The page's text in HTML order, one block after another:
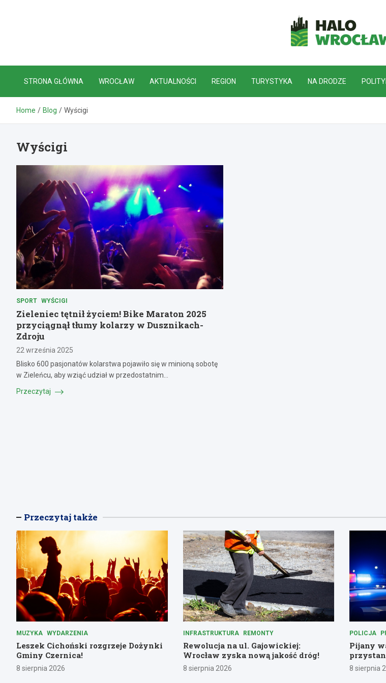
STRONA GŁÓWNA WROCŁAW AKTUALNOŚCI REGION TURYSTYKA NA DRODZE
Home Blog Wyścigi
Wyścigi
SPORT WYŚCIGI
Zieleniec tętnił życiem! Bike Maraton 2025
przyciągnął tłumy kolarzy w Dusznikach-
Zdroju
22 września 2025
Blisko 600 pasjonatów kolarstwa pojawiło się w minioną sobotę
w Zieleńcu, aby wziąć udział w przedostatnim…
Przeczytaj
Przeczytaj także
MUZYKA WYDARZENIA
Leszek Cichoński rozgrzeje Dożynki
Gminy Czernica!
8 sierpnia 2026
INFRASTRUKTURA REMONTY
Rewolucja na ul. Gajowickiej:
Wrocław zyska nową jakość dróg!
8 sierpnia 2026
POLICJA
Pijany
8 sierpnia